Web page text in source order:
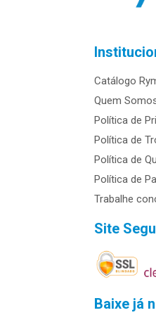
Catálogo
Quem
Política de
Política de
Política de
Política de
Trabalhe
Site
Baixe já